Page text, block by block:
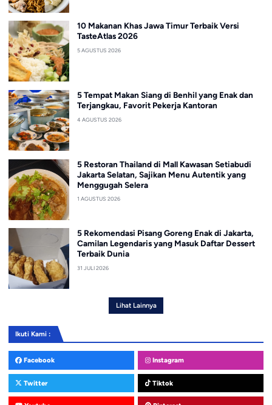
10 Makanan Khas Jawa Timur Terbaik Versi
TasteAtlas 2026
5 AGUSTUS 2026
5 Tempat Makan Siang di Benhil yang Enak dan
Terjangkau, Favorit Pekerja Kantoran
4 AGUSTUS 2026
5 Restoran Thailand di Mall Kawasan Setiabudi
Jakarta Selatan, Sajikan Menu Autentik yang
Menggugah Selera
1 AGUSTUS 2026
5 Rekomendasi Pisang Goreng Enak di Jakarta,
Camilan Legendaris yang Masuk Daftar Dessert
Terbaik Dunia
31 JULI 2026
Lihat Lainnya
Ikuti Kami :
Facebook Instagram
Twitter Tiktok